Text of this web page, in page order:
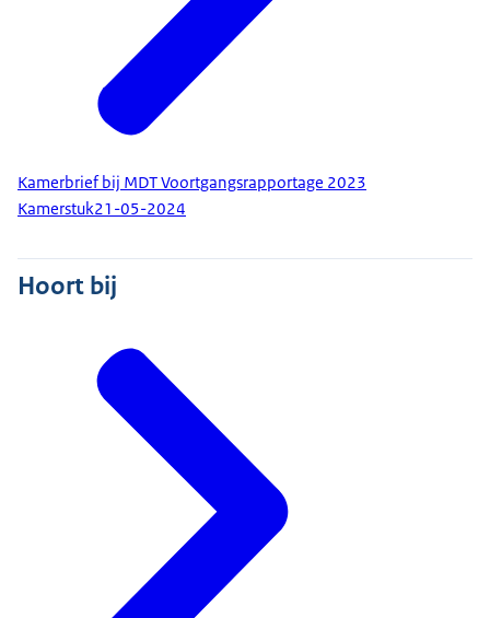
Kamerbrief bij MDT Voortgangsrapportage 2023
Kamerstuk21-05-2024
Hoort bij